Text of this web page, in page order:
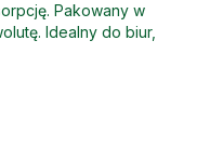
Pakowany w
Idealny do biur,